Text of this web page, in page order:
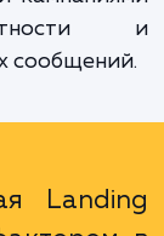
она
отражать